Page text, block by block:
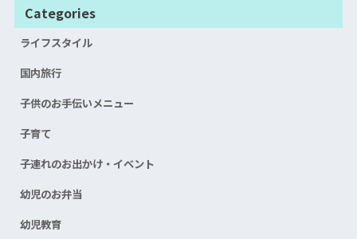
Categories
ライフスタイル
国内旅行
子供のお手伝いメニュー
子育て
子連れのお出かけ・イベント
幼児のお弁当
幼児教育